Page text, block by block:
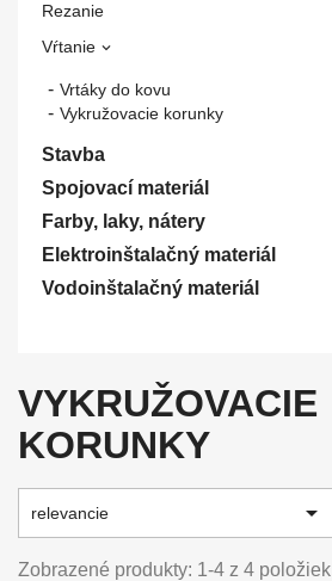
Rezanie
Vŕtanie 
Vrtáky do kovu
Vykružovacie korunky
Stavba
Spojovací materiál
Farby, laky, nátery
Elektroinštalačný materiál
Vodoinštalačný materiál
VYKRUŽOVACIE
KORUNKY
relevancie 
Zobrazené produkty: 1-4 z 4 položiek